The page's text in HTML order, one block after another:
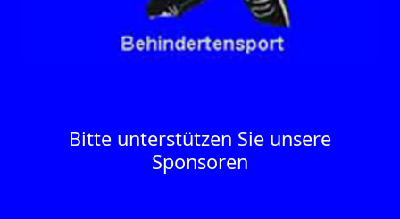
Bitte unterstützen Sie unsere
Sponsoren